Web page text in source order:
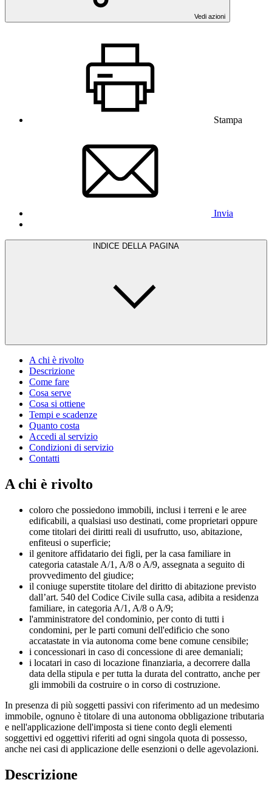
Vedi azioni
Stampa
Invia
INDICE DELLA PAGINA
A chi è rivolto
Descrizione
Come fare
Cosa serve
Cosa si ottiene
Tempi e scadenze
Quanto costa
Accedi al servizio
Condizioni di servizio
Contatti
A chi è rivolto
coloro che possiedono immobili, inclusi i terreni e le aree
edificabili, a qualsiasi uso destinati, come proprietari oppure
come titolari dei diritti reali di usufrutto, uso, abitazione,
enfiteusi o superficie;
il genitore affidatario dei figli, per la casa familiare in
categoria catastale A/1, A/8 o A/9, assegnata a seguito di
provvedimento del giudice;
il coniuge superstite titolare del diritto di abitazione previsto
dall’art. 540 del Codice Civile sulla casa, adibita a residenza
familiare, in categoria A/1, A/8 o A/9;
l'amministratore del condominio, per conto di tutti i
condomini, per le parti comuni dell'edificio che sono
accatastate in via autonoma come bene comune censibile;
i concessionari in caso di concessione di aree demaniali;
i locatari in caso di locazione finanziaria, a decorrere dalla
data della stipula e per tutta la durata del contratto, anche per
gli immobili da costruire o in corso di costruzione.
In presenza di più soggetti passivi con riferimento ad un medesimo
immobile, ognuno è titolare di una autonoma obbligazione tributaria
e nell'applicazione dell'imposta si tiene conto degli elementi
soggettivi ed oggettivi riferiti ad ogni singola quota di possesso,
anche nei casi di applicazione delle esenzioni o delle agevolazioni.
Descrizione